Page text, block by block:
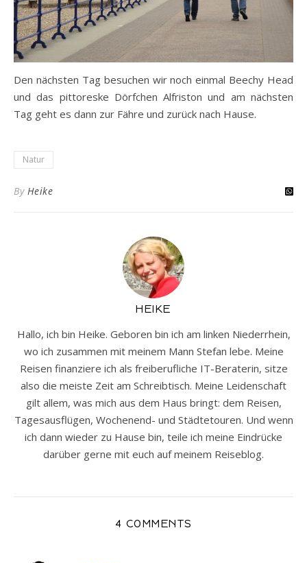
Den nächsten Tag besuchen wir noch einmal Beechy Head
und das pittoreske Dörfchen Alfriston und am nächsten
Tag geht es dann zur Fähre und zurück nach Hause.
Natur
By Heike
HEIKE
Hallo, ich bin Heike. Geboren bin ich am linken Niederrhein,
wo ich zusammen mit meinem Mann Stefan lebe. Meine
Reisen finanziere ich als freiberufliche IT-Beraterin, sitze
also die meiste Zeit am Schreibtisch. Meine Leidenschaft
gilt allem, was mich aus dem Haus bringt: dem Reisen,
Tagesausflügen, Wochenend- und Städtetouren. Und wenn
ich dann wieder zu Hause bin, teile ich meine Eindrücke
darüber gerne mit euch auf meinem Reiseblog.
4 COMMENTS